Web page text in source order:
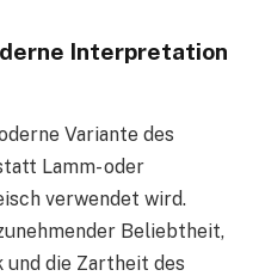
Interpretation
Variante des
Lamm- oder
verwendet wird.
Beliebtheit,
und die Zartheit des